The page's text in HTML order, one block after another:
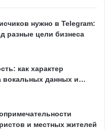
нужно в Telegram:
разные цели бизнеса
как характер
вокальных данных и…
и местных жителей